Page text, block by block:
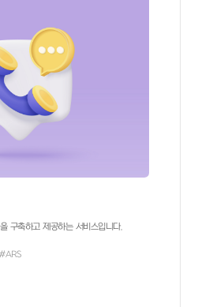
구축하고 제공하는 서비스입니다.
#ARS